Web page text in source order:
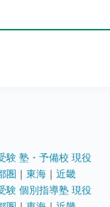
験 塾・予備校 現役
圏 ｜ 東海 ｜ 近畿
験 個別指導塾 現役